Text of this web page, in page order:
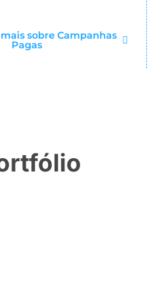
sobre Campanhas
Pagas